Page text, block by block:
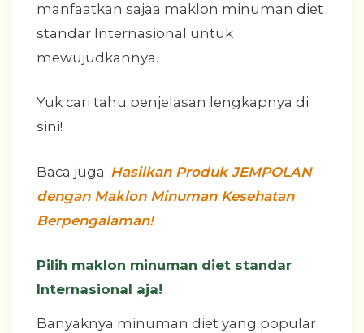
manfaatkan sajaa maklon minuman diet
standar Internasional untuk
mewujudkannya.
Yuk cari tahu penjelasan lengkapnya di
sini!
Baca juga: Hasilkan Produk JEMPOLAN
dengan Maklon Minuman Kesehatan
Berpengalaman!
Pilih maklon minuman diet standar
Internasional aja!
Banyaknya minuman diet yang popular